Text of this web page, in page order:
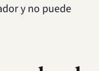
y no puede